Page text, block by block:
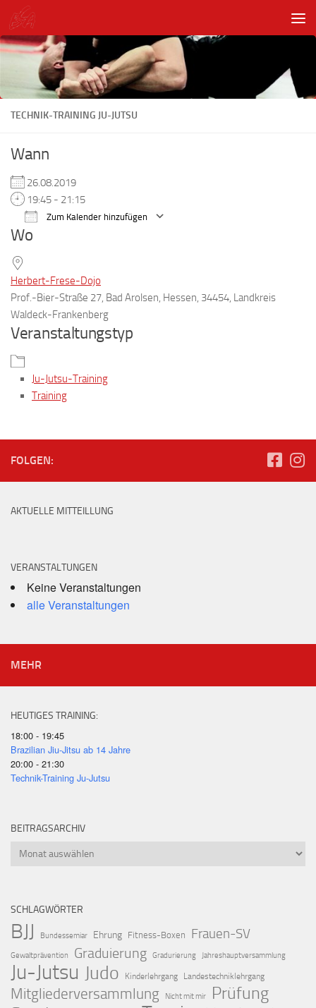
Unter dem Inhalt
TECHNIK-TRAINING JU-JUTSU
Wann
26.08.2019
19:45 - 21:15
Zum Kalender hinzufügen
Wo
Herbert-Frese-Dojo
Prof.-Bier-Straße 27, Bad Arolsen, Hessen, 34454, Landkreis
Waldeck-Frankenberg
Veranstaltungstyp
Ju-Jutsu-Training
Training
FOLGEN:
AKTUELLE MITTEILLUNG
VERANSTALTUNGEN
Keine Veranstaltungen
alle Veranstaltungen
MEHR
HEUTIGES TRAINING:
18:00 - 19:45
Brazilian Jiu-Jitsu ab 14 Jahre
20:00 - 21:30
Technik-Training Ju-Jutsu
BEITRAGSARCHIV
Beitragsarchiv
SCHLAGWÖRTER
BJJ Bundessemiar Ehrung Fitness-Boxen Frauen-SV
Gewaltprävention Graduierung Gradurierung Jahreshauptversammlung
Ju-Jutsu Judo Kinderlehrgang Landestechniklehrgang
Mitgliederversammlung Nicht mit mir Prüfung